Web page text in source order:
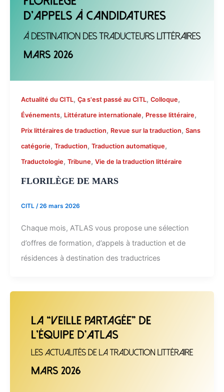
Actualité du CITL, Ça s'est passé au CITL, Colloque,
Événements, Littérature internationale, Presse littéraire,
Prix littéraires de traduction, Revue sur la traduction, Sans
catégorie, Traduction, Traduction automatique,
Traductologie, Tribune, Vie de la traduction littéraire
FLORILÈGE DE MARS
CITL /26 mars 2026
Chaque mois, ATLAS vous propose une sélection
d’offres de formation, d’appels à traduction et de
résidences à destination des traductrices